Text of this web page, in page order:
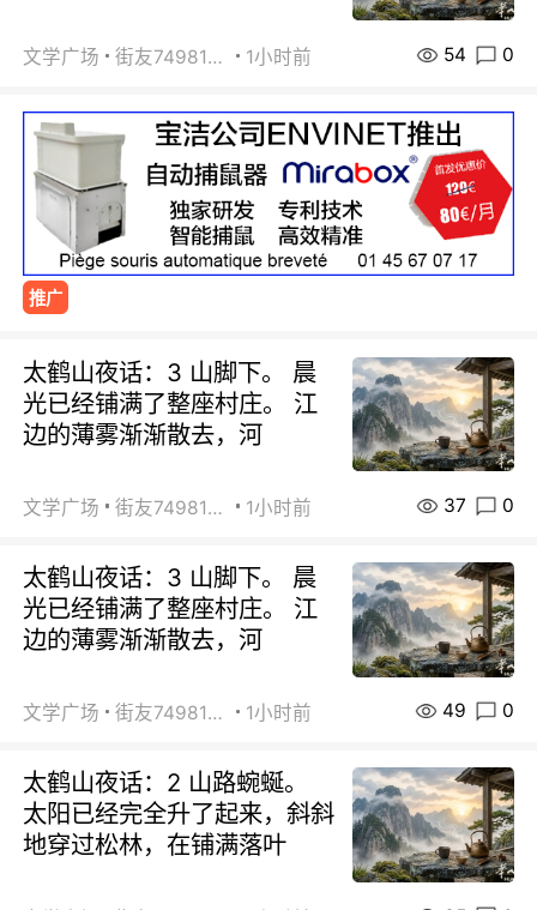
文学广场 街友74981146 1小时前 54 0
推广
太鹤山夜话：3 山脚下。 晨
光已经铺满了整座村庄。 江
边的薄雾渐渐散去，河
文学广场 街友74981146 1小时前 37 0
太鹤山夜话：3 山脚下。 晨
光已经铺满了整座村庄。 江
边的薄雾渐渐散去，河
文学广场 街友74981146 1小时前 49 0
太鹤山夜话：2 山路蜿蜒。
太阳已经完全升了起来，斜斜
地穿过松林，在铺满落叶